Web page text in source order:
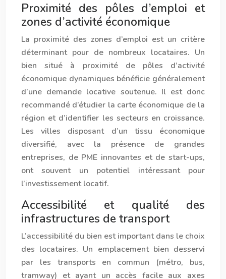
Proximité des pôles d’emploi et
zones d’activité économique
La proximité des zones d’emploi est un critère
déterminant pour de nombreux locataires. Un
bien situé à proximité de pôles d’activité
économique dynamiques bénéficie généralement
d’une demande locative soutenue. Il est donc
recommandé d’étudier la carte économique de la
région et d’identifier les secteurs en croissance.
Les villes disposant d’un tissu économique
diversifié, avec la présence de grandes
entreprises, de PME innovantes et de start-ups,
ont souvent un potentiel intéressant pour
l’investissement locatif.
Accessibilité et qualité des
infrastructures de transport
L’accessibilité du bien est important dans le choix
des locataires. Un emplacement bien desservi
par les transports en commun (métro, bus,
tramway) et ayant un accès facile aux axes